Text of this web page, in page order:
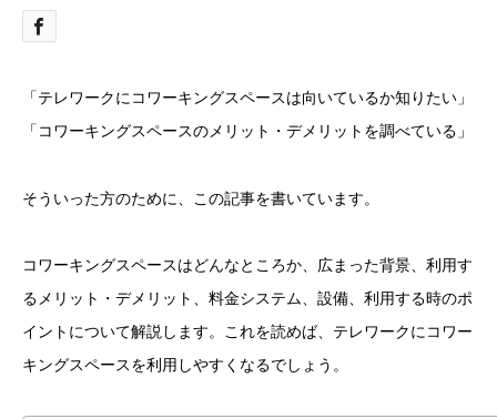
「テレワークにコワーキングスペースは向いているか知りたい」
「コワーキングスペースのメリット・デメリットを調べている」
そういった方のために、この記事を書いています。
コワーキングスペースはどんなところか、広まった背景、利用す
るメリット・デメリット、料金システム、設備、利用する時のポ
イントについて解説します。これを読めば、テレワークにコワー
キングスペースを利用しやすくなるでしょう。